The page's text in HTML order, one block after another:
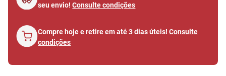
seu envio!Consulte condições
Compre hoje e retire em até 3 dias úteis!Consulte
condições